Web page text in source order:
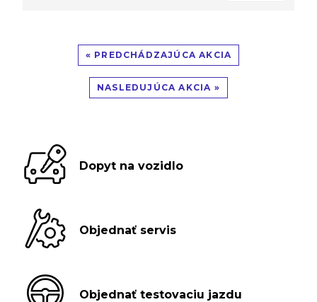
« PREDCHÁDZAJÚCA AKCIA
NASLEDUJÚCA AKCIA »
Dopyt na vozidlo
Objednať servis
Objednať testovaciu jazdu